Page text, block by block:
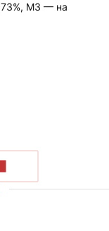
М3 — на